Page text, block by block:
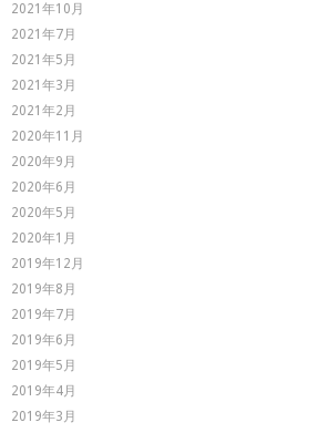
2021年10月
2021年7月
2021年5月
2021年3月
2021年2月
2020年11月
2020年9月
2020年6月
2020年5月
2020年1月
2019年12月
2019年8月
2019年7月
2019年6月
2019年5月
2019年4月
2019年3月